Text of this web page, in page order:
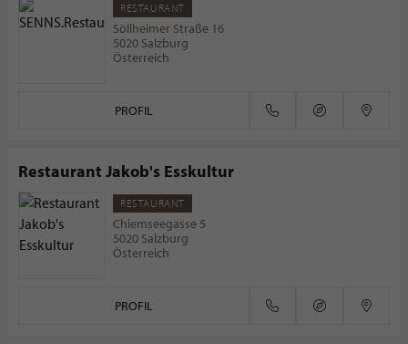
RESTAURANT
Söllheimer Straße 16
5020 Salzburg
Österreich
PROFIL
Restaurant Jakob's Esskultur
RESTAURANT
Chiemseegasse 5
5020 Salzburg
Österreich
PROFIL